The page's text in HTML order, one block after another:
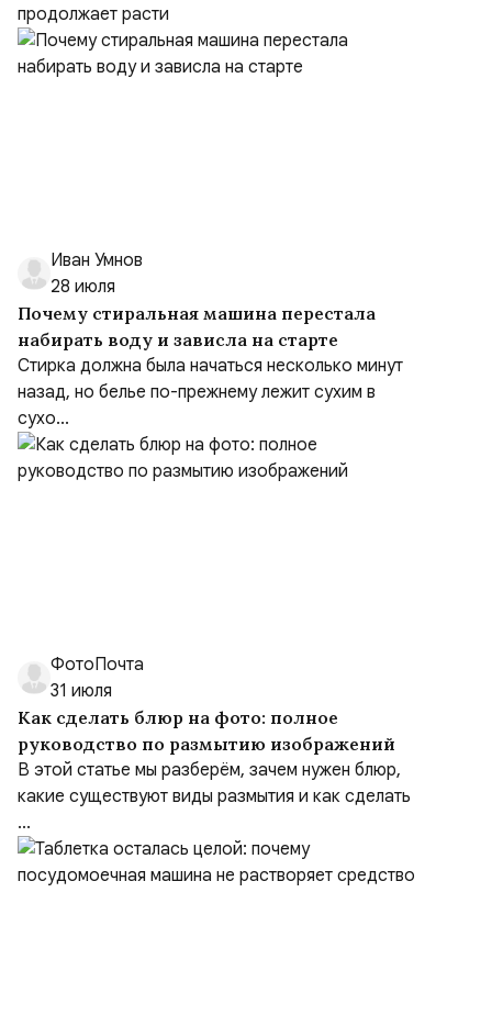
продолжает расти
Иван Умнов
28 июля
Почему стиральная машина перестала
набирать воду и зависла на старте
Стирка должна была начаться несколько минут
назад, но белье по-прежнему лежит сухим в
сухо...
ФотоПочта
31 июля
Как сделать блюр на фото: полное
руководство по размытию изображений
В этой статье мы разберём, зачем нужен блюр,
какие существуют виды размытия и как сделать
...